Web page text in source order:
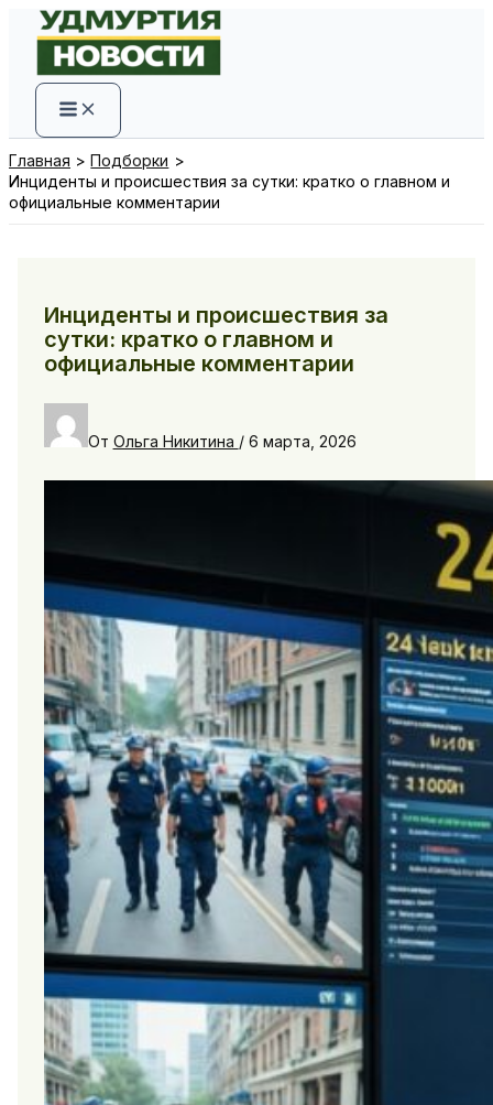
Перейти
содержимому
Главная
Подборки
Инциденты и происшествия за сутки: кратко о главном и
официальные комментарии
Инциденты и происшествия за
сутки: кратко о главном и
официальные комментарии
От Ольга Никитина / 6 марта, 2026